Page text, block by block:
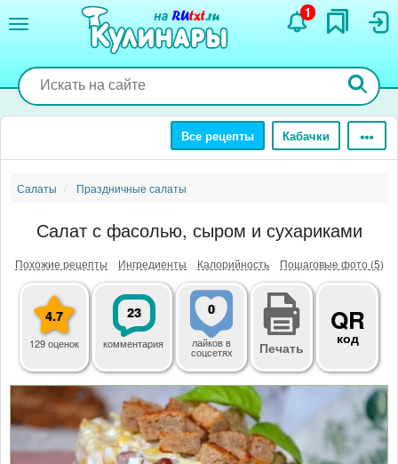
содержанию
1
Все рецепты Кабачки
Салаты Праздничные салаты
Салат с фасолью, сыром и сухариками
Похожие рецепты Ингредиенты Калорийность Пошаговые фото (5)
4.7
129 оценок
23
комментария
0
лайковв
соцсетях Печать
QR
код